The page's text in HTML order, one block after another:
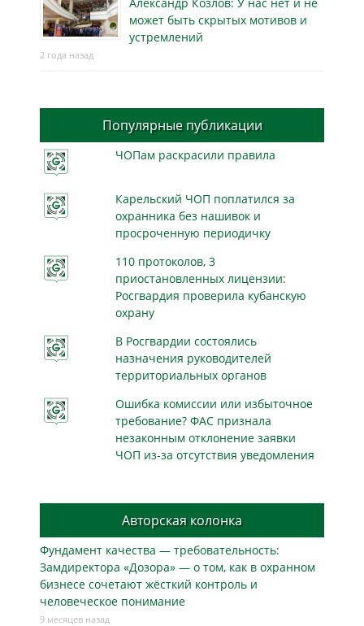
может быть скрытых мотивов и
устремлений
2 года назад
Популярные публикации
ЧОПам раскрасили правила
Карельский ЧОП поплатился за
охранника без нашивок и
просроченную периодичку
110 протоколов, 3
приостановленных лицензии:
Росгвардия проверила кубанскую
охрану
В Росгвардии состоялись
назначения руководителей
территориальных органов
Ошибка комиссии или избыточное
требование? ФАС признала
незаконным отклонение заявки
ЧОП из-за отсутствия уведомления
Авторская колонка
Фундамент качества — требовательность:
Замдиректора «Дозора» — о том, как в охранном
бизнесe сочетают жёсткий контроль и
человеческое понимание
9 месяцев назад